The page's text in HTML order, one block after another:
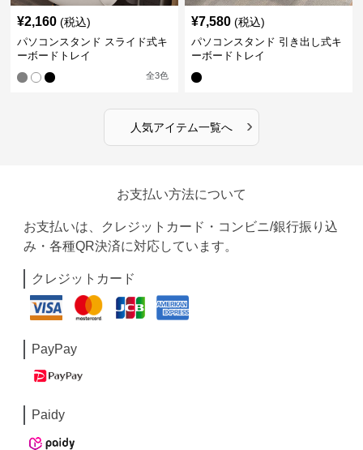
¥2,160 (税込)
パソコンスタンド スライド式キ
ーボードトレイ
全3色
¥7,580 (税込)
パソコンスタンド 引き出し式キ
ーボードトレイ
人気アイテム一覧へ ›
お支払い方法について
お支払いは、クレジットカード・コンビニ/銀行振り込
み・各種QR決済に対応しています。
クレジットカード
PayPay
Paidy